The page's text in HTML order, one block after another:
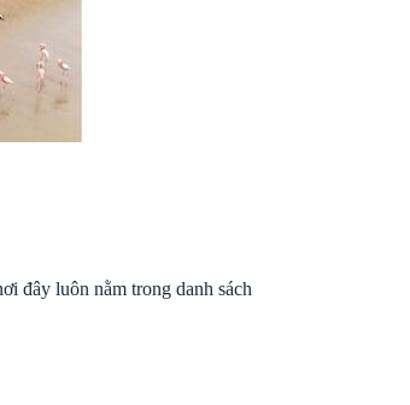
đây luôn nằm trong danh sách